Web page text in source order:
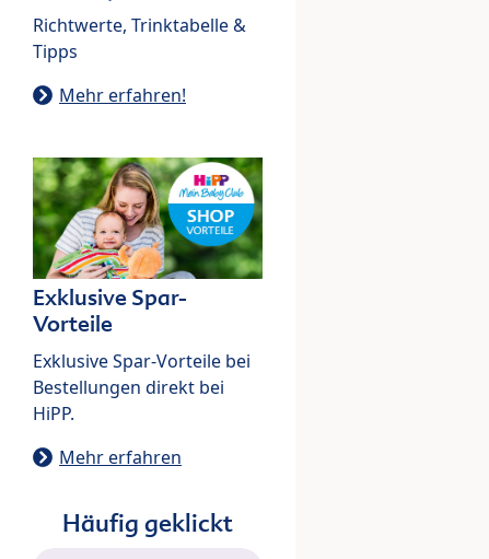
Richtwerte, Trinktabelle &
Tipps
Mehr erfahren!
Exklusive Spar-
Vorteile
Exklusive Spar-Vorteile bei
Bestellungen direkt bei
HiPP.
Mehr erfahren
Häufig geklickt